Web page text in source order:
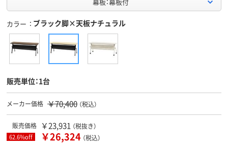
カラー ブラック脚×天板ナチュラル
販売単位：1台
メーカー価格 ￥70,400 （税込）
販売価格 ￥23,931 （税抜き）
62.6%off ￥26,324 （税込）